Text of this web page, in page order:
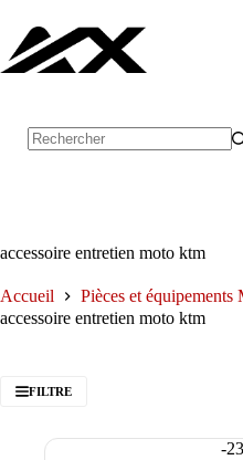
contenu
accessoire entretien moto ktm
Accueil
Pièces et
accessoire entretien moto ktm
FILTRE
-